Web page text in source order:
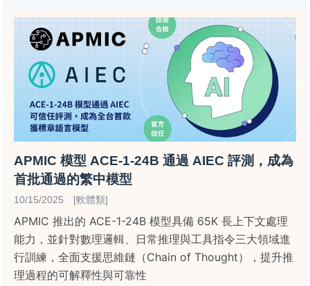
APMIC 模型 ACE-1-24B 通過 AIEC 評測，成為
首批通過的繁中模型
10/15/2025 [軟體類]
APMIC 推出的 ACE-1-24B 模型具備 65K 長上下文處理
能力，並針對數理邏輯、日常推理與工具指令三大領域進
行訓練，全面支援思維鏈（Chain of Thought），提升推
理過程的可解釋性與可靠性